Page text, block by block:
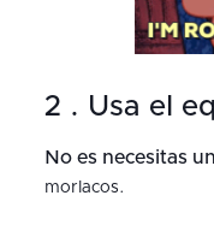
2 . Usa el
No es necesitas
morlacos.